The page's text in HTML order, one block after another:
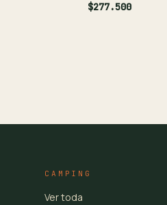
$277.500
CAMPING
Ver toda